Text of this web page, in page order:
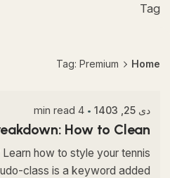
Tag
Home
Tag: Premium
Posted by
دی 25, 1403 4 min read
How to Clean.
how to style your tennis
class is a keyword added...